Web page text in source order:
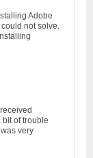
Adobe
not solve.
of trouble
very